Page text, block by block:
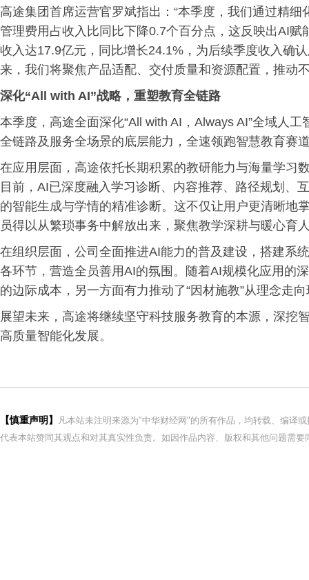
高途集团首席运营官罗斌指出：“本季度，我们通过精
管理费用占收入比同比下降0.7个百分点，这反映出AI
收入达17.9亿元，同比增长24.1%，为后续季度收入确
来，我们将聚焦产品适配、交付质量和资源配置，推动
深化“All with AI”战略，重塑教育全链路
本季度，高途全面深化“All with AI，Always AI”全域人
全链路及服务全场景的底层能力，全速领跑智慧教育赛
在应用层面，高途依托长期积累的教研能力与海量学习
目前，AI已深度融入学习诊断、内容推荐、路径规划、
的智能生成与学情的精准诊断。这不仅让用户更清晰地
员得以从繁琐事务中解放出来，聚焦教学深耕与暖心育
在组织层面，公司全面推进AI能力的普及建设，搭建系
各环节，营造全员善用AI的氛围。随着AI规模化应用的
的边际成本，另一方面有力推动了“因材施教”从理念走
展望未来，高途将继续坚守科技服务教育的本源，深挖
高质量智能化发展。
【慎重声明】
凡本站未注明来源为"中华财经网"的所有作品，均转载、编译
代表本站赞同其观点和对其真实性负责。如因作品内容、版权和其他问题需